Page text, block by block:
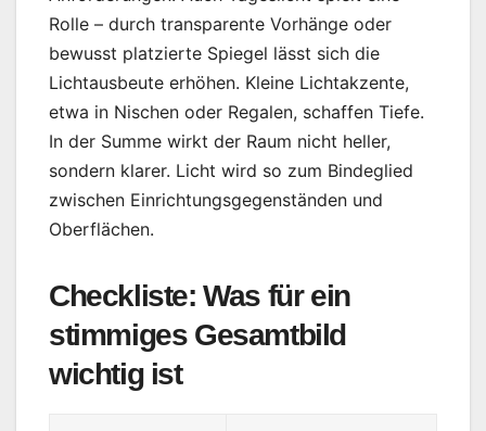
Rolle – durch transparente Vorhänge oder
bewusst platzierte Spiegel lässt sich die
Lichtausbeute erhöhen. Kleine Lichtakzente,
etwa in Nischen oder Regalen, schaffen Tiefe.
In der Summe wirkt der Raum nicht heller,
sondern klarer. Licht wird so zum Bindeglied
zwischen Einrichtungsgegenständen und
Oberflächen.
Checkliste: Was für ein
stimmiges Gesamtbild
wichtig ist